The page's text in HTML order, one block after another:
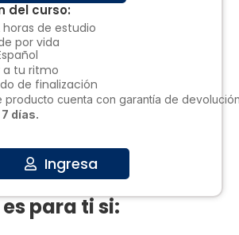
del curso:
horas de estudio
por vida
a tu ritmo
de finalización
producto cuenta con garantía de
7 días.
Ingresa
para ti si: